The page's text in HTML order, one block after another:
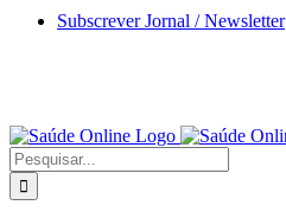
Skip
Subscrever Jornal / Newsletter
Pesquisar